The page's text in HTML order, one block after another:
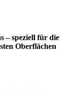
– speziell für die
Oberflächen